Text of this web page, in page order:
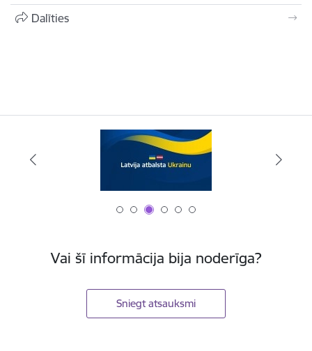
Dalīties
Vai šī informācija bija noderīga?
Sniegt atsauksmi